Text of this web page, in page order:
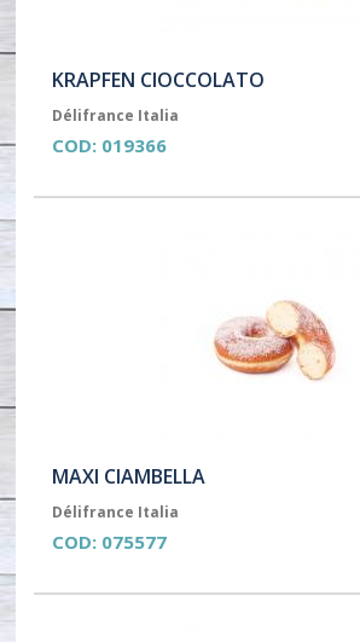
KRAPFEN CIOCCOLATO
Délifrance Italia
COD: 019366
MAXI CIAMBELLA
Délifrance Italia
COD: 075577